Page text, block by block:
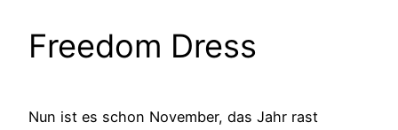
Freedom Dress
Nun ist es schon November, das Jahr rast